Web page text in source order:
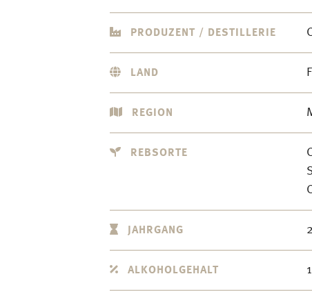
PRODUZENT / DESTILLERIE
LAND
REGION
REBSORTE
JAHRGANG
ALKOHOLGEHALT